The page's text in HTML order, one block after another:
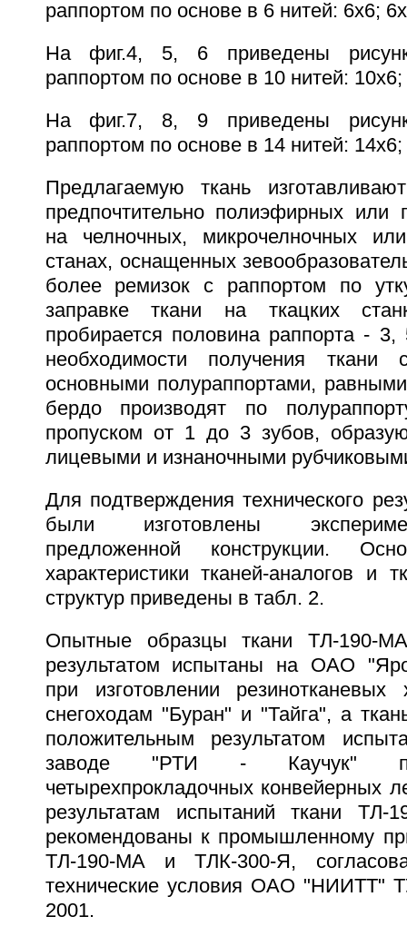
раппортом по основе в 6 нитей: 6х6;
На фиг.4, 5, 6 приведены
раппортом по основе в 10 нитей:
На фиг.7, 8, 9 приведены
раппортом по основе в 14 нитей:
Предлагаемую ткань
предпочтительно полиэфирных или
на челночных, микрочелночных
станах, оснащенных
более ремизок с раппортом по
заправке ткани на ткацких
пробирается половина раппорта -
необходимости получения
основными полураппортами,
бердо производят по
пропуском от 1 до 3 зубов,
лицевыми и изнаночными
Для подтверждения технического
были изготовлены
предложенной конструкции.
характеристики тканей-аналогов и
структур приведены в табл. 2.
Опытные образцы ткани ТЛ-190-
результатом испытаны на ОАО
при изготовлении
снегоходам "Буран" и "Тайга", а
положительным результатом
заводе "РТИ - Каучук" при
четырехпрокладочных конвейерных
результатам испытаний ткани
рекомендованы к промышленному
ТЛ-190-МА и ТЛК-300-Я,
технические условия ОАО "НИИТТ"
2001.